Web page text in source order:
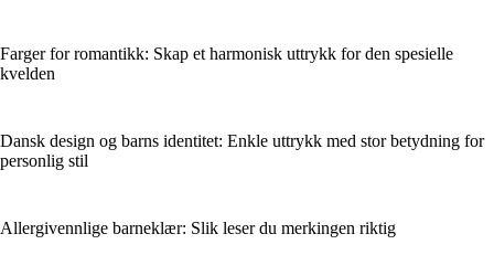
Farger for romantikk: Skap et harmonisk uttrykk for den spesielle
kvelden
Dansk design og barns identitet: Enkle uttrykk med stor betydning for
personlig stil
Allergivennlige barneklær: Slik leser du merkingen riktig